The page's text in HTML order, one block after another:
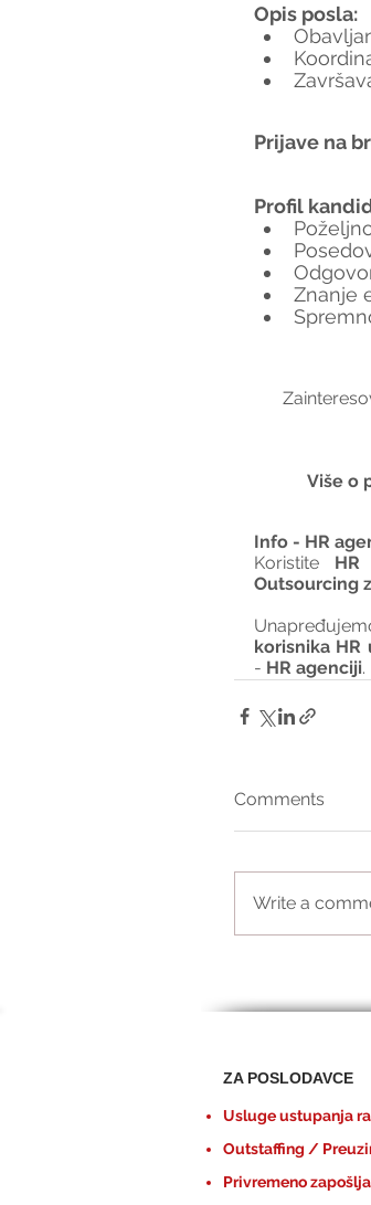
Opis posla:
Prijave na
Profil
Znanje
Više o
Info - HR
Koristite HR
Outsourcing
korisnika HR
- HR agenciji.
Comments
Write a
ZA POSLODAVCE
Usluge ustupanja
Outstaffing /
Privremeno